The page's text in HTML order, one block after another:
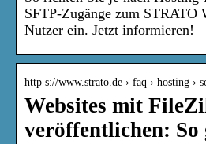
SFTP-Zugänge zum STRATO
Nutzer ein. Jetzt informieren!
http s://www.strato.de › faq › hosting ›
Websites mit
veröffentlichen: So